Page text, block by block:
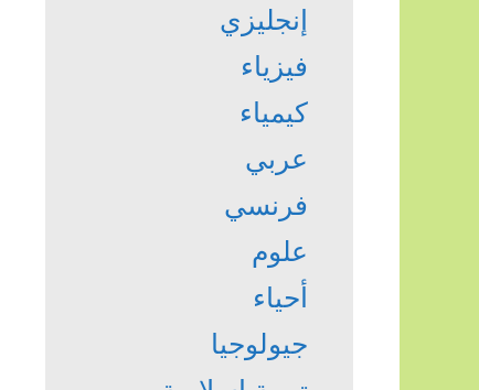
إنجليزي
فيزياء
كيمياء
عربي
فرنسي
علوم
أحياء
جيولوجيا